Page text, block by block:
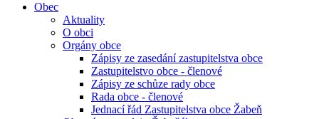
Obec
Aktuality
O obci
Orgány obce
Zápisy ze zasedání zastupitelstva obce
Zastupitelstvo obce - členové
Zápisy ze schůze rady obce
Rada obce - členové
Jednací řád Zastupitelstva obce Žabeň